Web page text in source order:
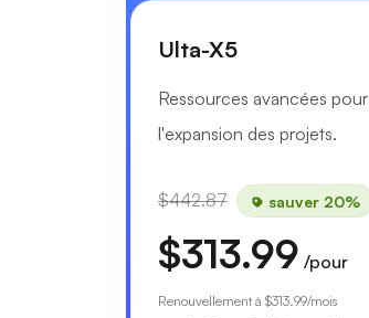
Ulta-X5
Ressources avancées pour
l'expansion des projets.
$442.87 sauver 20%
$313.99 /pour
Renouvellement à $313.99/mois